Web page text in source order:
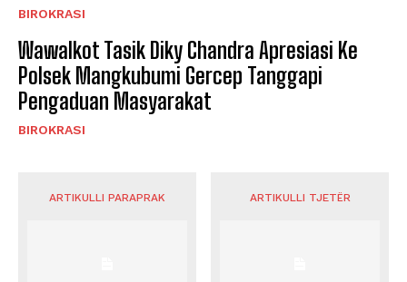
BIROKRASI
Wawalkot Tasik Diky Chandra Apresiasi Ke
Polsek Mangkubumi Gercep Tanggapi
Pengaduan Masyarakat
BIROKRASI
ARTIKULLI PARAPRAK ARTIKULLI TJETËR